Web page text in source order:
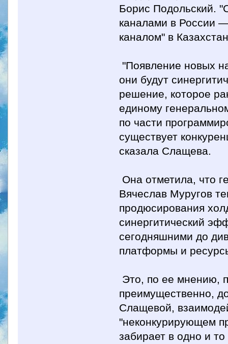
Борис Подольский.
каналами в России
каналом" в
"Появление новых
они будут
решение, которое
единому
по части
существует
сказала Слащева.
Она отметила, что
Вячеслав Муругов
продюсирования
синергитический
сегодняшними до
платформы и
Это, по ее мнению,
преимущественно,
Слащевой,
"неконкурирующем
забирает в одно и